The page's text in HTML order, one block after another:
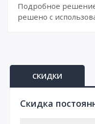
Подробное
решено с
СКИДКИ
Cкидка